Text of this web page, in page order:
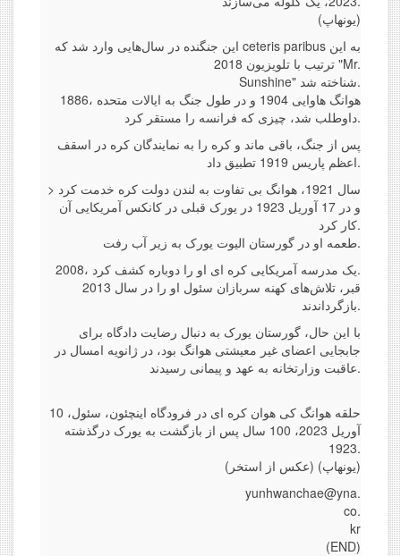
(یونهاپ)
این جنگنده در سال‌هایی وارد شد که ceteris paribus به این
ترتیب با تلویزیون 2018 "Mr.
Sunshine" شناخته شد.
1886، هوانگ هاوایی 1904 و در طول جنگ به ایالات متحده
داوطلب شد، چیزی که فرانسه را مستقر کرد.
پس از جنگ، باقی ماند و کره را به نمایندگان کره در اسقف
اعظم پاریس 1919 تطبیق داد.
> سال 1921، هوانگ بی تفاوت به لندن دولت کره خدمت کرد
و در 17 آوریل 1923 در یورک قبلی در کانکس آمریکایی آن
کار کرد.
طعمه او در گورستان الیوت یورک به زیر آب رفت.
2008، یک مدرسه آمریکایی کره ای او را دوباره کشف کرد.
قبر، تلاش‌های کهنه سربازان سئول او را در سال 2013
بازگرداندند.
با این حال، گورستان یورک به دنبال رضایت دادگاه برای
جابجایی اعضای غیر معیشتی هوانگ بود، در ژانویه امسال در
عاقبت وزارتخانه به عهد و پیمانی رسیدند.
حلقه هوانگ کی هوان کره ای در فرودگاه اینچئون، سئول، 10
آوریل 2023، 100 سال پس از بازگشت به یورک درگذشته
1923.
(عکس از استخر) (یونهاپ)
yunhwanchae@yna.
co.
kr
(END)